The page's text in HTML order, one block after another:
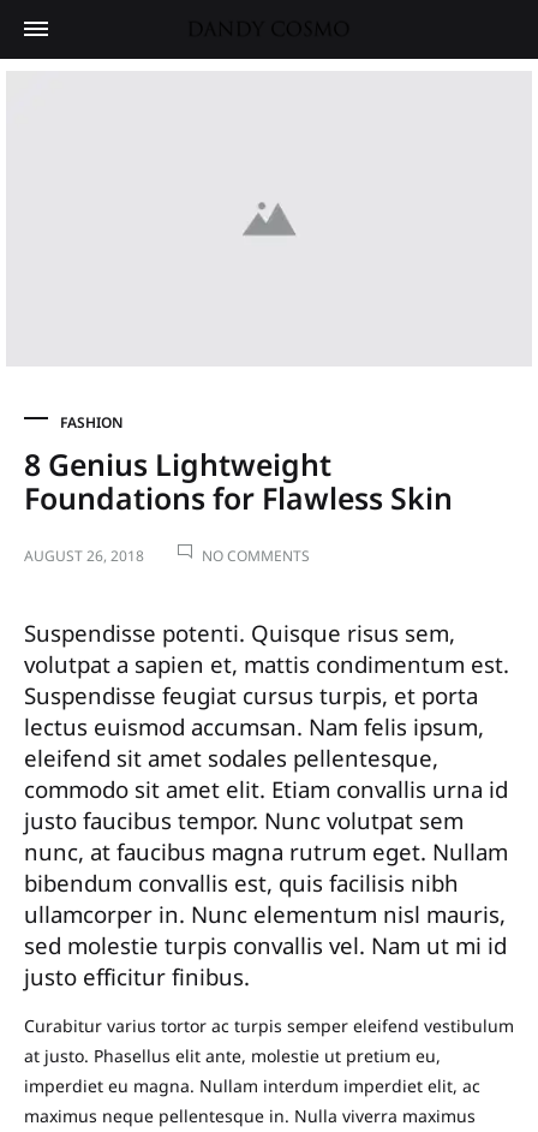
FASHION
8 Genius Lightweight
Foundations for Flawless Skin
AUGUST 26, 2018 NO COMMENTS
LIGHTWEIGHT
FOUNDATIONS
FOR
FLAWLESS
SKIN
Suspendisse potenti. Quisque risus sem,
volutpat a sapien et, mattis condimentum est.
Suspendisse feugiat cursus turpis, et porta
lectus euismod accumsan. Nam felis ipsum,
eleifend sit amet sodales pellentesque,
commodo sit amet elit. Etiam convallis urna id
justo faucibus tempor. Nunc volutpat sem
nunc, at faucibus magna rutrum eget. Nullam
bibendum convallis est, quis facilisis nibh
ullamcorper in. Nunc elementum nisl mauris,
sed molestie turpis convallis vel. Nam ut mi id
justo efficitur finibus.
Curabitur varius tortor ac turpis semper eleifend vestibulum
at justo. Phasellus elit ante, molestie ut pretium eu,
imperdiet eu magna. Nullam interdum imperdiet elit, ac
maximus neque pellentesque in. Nulla viverra maximus